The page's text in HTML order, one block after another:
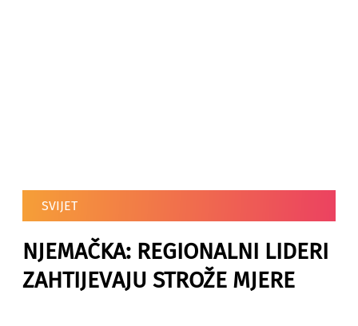
SVIJET
NJEMAČKA: REGIONALNI LIDERI
ZAHTIJEVAJU STROŽE MJERE